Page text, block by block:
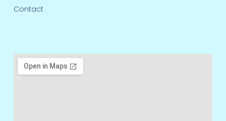
Contact